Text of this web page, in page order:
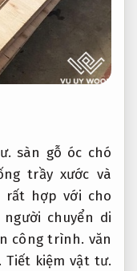
sàn gỗ óc chó
trầy xước và
rất hợp với cho
chuyển di
công trình. văn
Tiết kiệm vật tư.